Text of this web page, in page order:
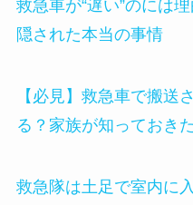
救急車が“遅い”のには
隠された本当の事情
【必見】救急車で搬送
る？家族が知っておき
救急隊は土足で室内に